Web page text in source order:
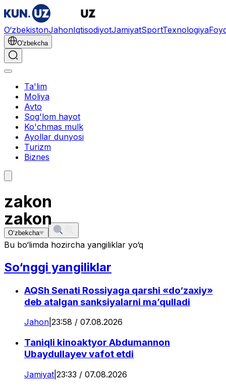
O‘zbekistonJahonIqtisodiyotJamiyatSportTexnologiya
O'zbekcha
Ta'lim
Moliya
Avto
Sog'lom hayot
Ko'chmas mulk
Ayollar dunyosi
Turizm
Biznes
zakon
O‘zbekcha
zakon
Bu bo‘limda hozircha yangiliklar yo‘q
So‘nggi yangiliklar
AQSh Senati Rossiyaga qarshi «do‘zaxiy»
deb atalgan sanksiyalarni ma’qulladi
Jahon 23:58 / 07.08.2026
Taniqli kinoaktyor Abdumannon
Ubaydullayev vafot etdi
Jamiyat 23:33 / 07.08.2026